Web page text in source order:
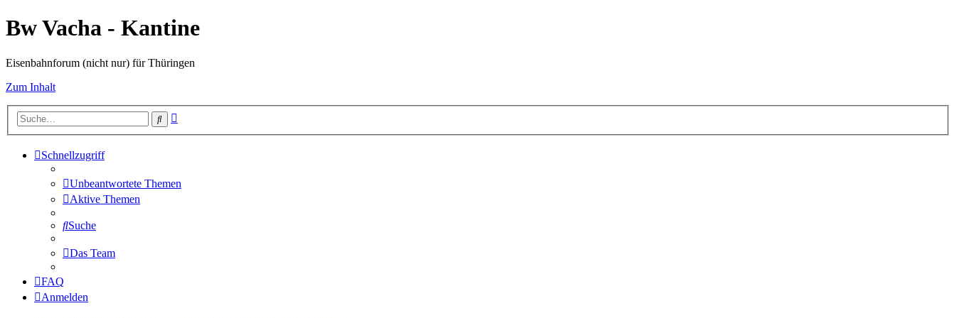
Bw Vacha - Kantine
Eisenbahnforum (nicht nur) für Thüringen
Zum Inhalt
Suche
Schnellzugriff
Unbeantwortete Themen
Aktive Themen
Suche
Das Team
FAQ
Anmelden